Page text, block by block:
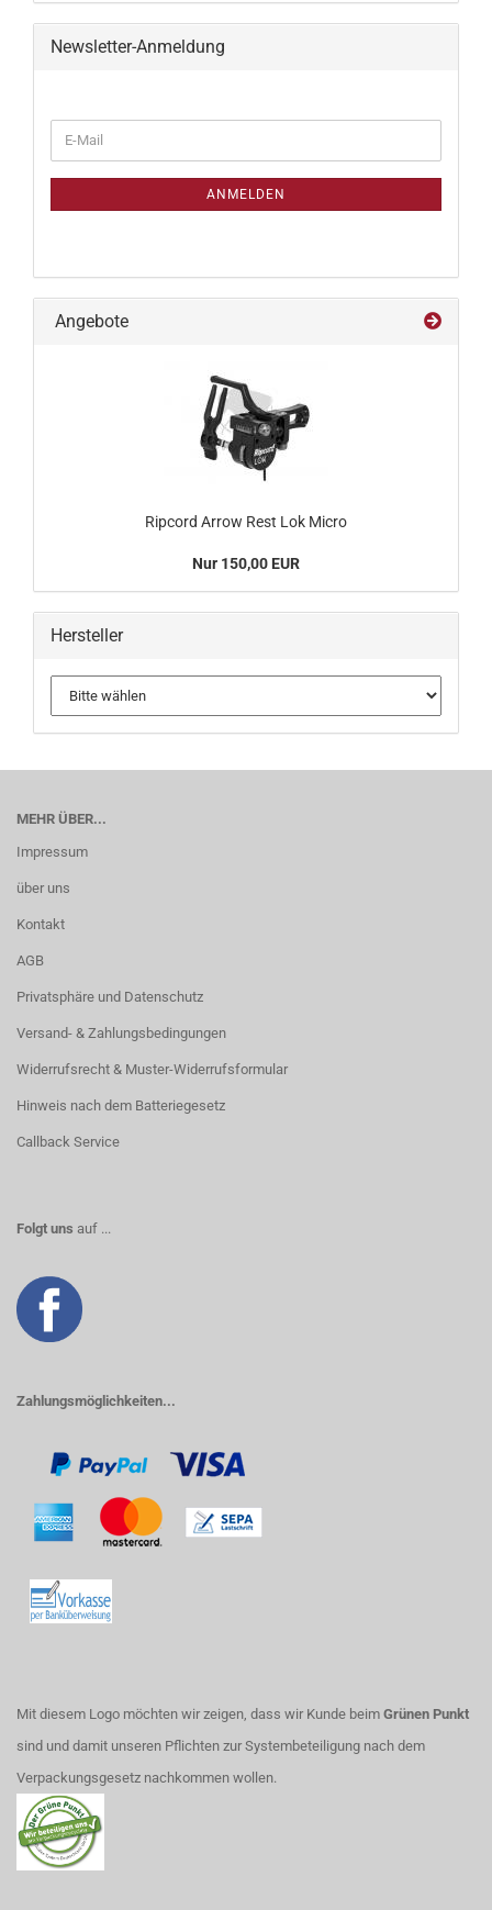
Newsletter-Anmeldung
ZUR
NEWSLETTER-
E-
Mail
ANMELDEN
Angebote
Ripcord Arrow Rest Lok Micro
Nur 150,00 EUR
Hersteller
MEHR ÜBER...
Impressum
über uns
Kontakt
AGB
Privatsphäre und Datenschutz
Versand- & Zahlungsbedingungen
Widerrufsrecht & Muster-Widerrufsformular
Hinweis nach dem Batteriegesetz
Callback Service
Folgt uns auf ...
Zahlungsmöglichkeiten...
Mit diesem Logo möchten wir zeigen, dass wir Kunde beim Grünen Punkt
sind und damit unseren Pflichten zur Systembeteiligung nach dem
Verpackungsgesetz nachkommen wollen.